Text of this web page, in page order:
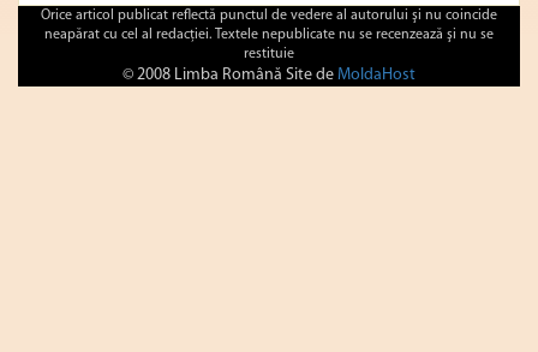
Orice articol publicat reflectă punctul de vedere al autorului şi nu coincide
neapărat cu cel al redacţiei. Textele nepublicate nu se recenzează şi nu se
restituie
© 2008 Limba Română Site de MoldaHost